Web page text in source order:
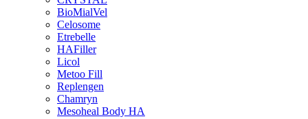
BioMialVel
Celosome
Etrebelle
HAFiller
Licol
Metoo Fill
Replengen
Chamryn
Mesoheal Body HA